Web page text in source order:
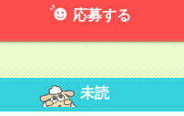
応募する
未読